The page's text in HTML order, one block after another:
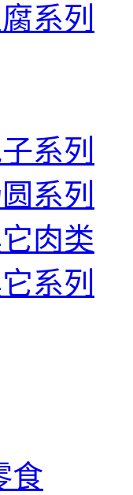
系列
系列
系列
肉类
系列
食